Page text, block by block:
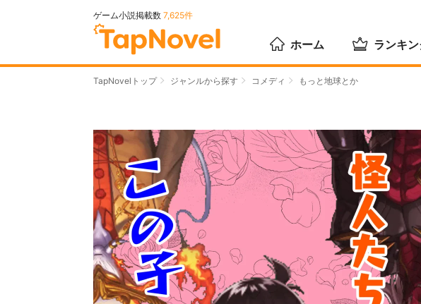
ゲーム小説掲載数 7,625件
ホーム ランキ
TapNovelトップ ジャンルから探す コメディ もっと地球とか